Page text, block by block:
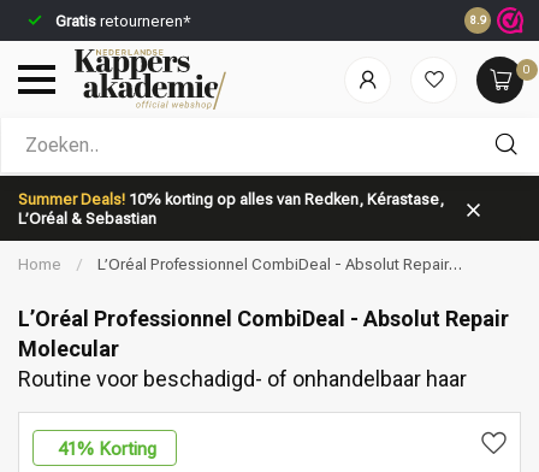
Gratis retourneren* Voor
8.9
0
Summer Deals! 10% korting op alles van Redken, Kérastase,
L’Oréal & Sebastian
Welke categorie ben jij naar op zoek?
Merken Haarverzorging
Home /
L’Oréal Professionnel CombiDeal - Absolut Repair
L’Oréal Professionnel CombiDeal - Absolut Repair
Molecular
Routine voor beschadigd- of onhandelbaar haar
41% Korting